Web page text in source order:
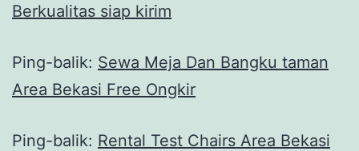
Berkualitas siap kirim
Ping-balik: Sewa Meja Dan Bangku taman
Area Bekasi Free Ongkir
Ping-balik: Rental Test Chairs Area Bekasi